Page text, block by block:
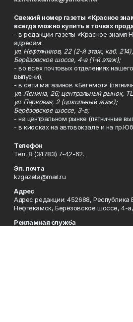
Свежий номер газеты «Красное
всегда можно купить в точках
- в редакции газеты «Красное знамя
адресам:
ул. Нефтяников, 22 (2-й этаж, каб. 214),
Берёзовское шоссе, 4-а (1-й этаж);
- во всех почтовых отделениях
выпуски);
- в сети магазинов «Бегемот»
ул. Ленина, 26; центральный рынок,
ул. Парковая, 2 (цокольный этаж);
Берёзовское шоссе, 3-в;
- на центральном рынке (пятничные
- в киосках на автовокзале и на
Телефон
Тел. 8 (34783) 7-42-62.
Эл. почта
kzgazeta@mail.ru
Адрес
Адрес редакции: 452688, Республика
Нефтекамск, Берёзовское шоссе, 4-
Рекламная служба